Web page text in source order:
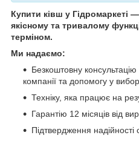
Купити ківш у Гідромаркеті
якісному та тривалому
терміном.
Ми надаємо:
Безкоштовну
компанії та допомогу у
Техніку, яка працює на
Гарантію 12 місяців від
Підтвердження надійності